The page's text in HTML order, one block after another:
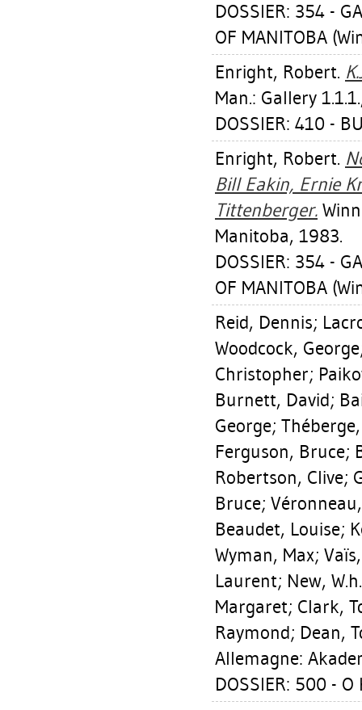
DOSSIER: 354 -
OF MANITOBA
Enright, Robert.
Man.: Gallery
DOSSIER: 410 -
Enright, Robert.
Bill Eakin, Ernie
Tittenberger.
Manitoba, 1983.
DOSSIER: 354 -
OF MANITOBA
Reid, Dennis;
Woodcock, George
Christopher;
Burnett, David;
George;
Ferguson, Bruce;
Robertson, Clive;
Bruce;
Beaudet, Louise;
Wyman, Max;
Laurent; New, W.h.
Margaret; Clark,
Raymond; Dean,
Allemagne:
DOSSIER: 500 -